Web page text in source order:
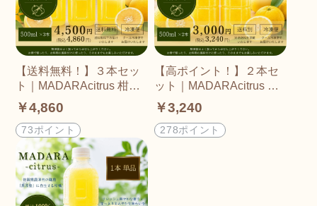
【送料無料！】３本セッ
ト｜MADARAcitrus 柑橘
生果汁500ml
￥4,860
73ポイント
【高ポイント！】２本セ
ット｜MADARAcitrus 柑
橘生果汁500ml
￥3,240
278ポイント